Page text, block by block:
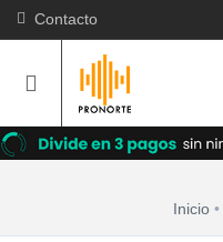
Contacto
Inicio